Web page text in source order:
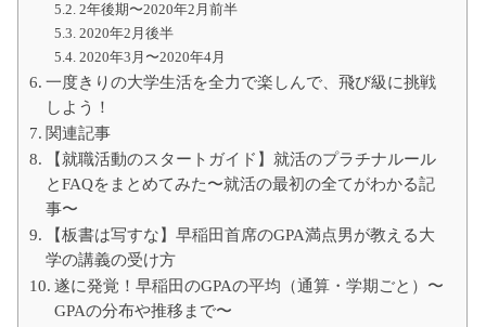
2年後期〜2020年2月前半
2020年2月後半
2020年3月〜2020年4月
一度きりの大学生活を全力で楽しんで、飛び級に挑戦
しよう！
関連記事
【就職活動のスタートガイド】就活のプラチナルール
とFAQをまとめてみた〜就活の最初の全てがわかる記
事〜
【板書は写すな】早稲田首席のGPA満点男が教える大
学の講義の受け方
遂に発覚！早稲田のGPAの平均（通算・学期ごと）〜
GPAの分布や推移まで〜